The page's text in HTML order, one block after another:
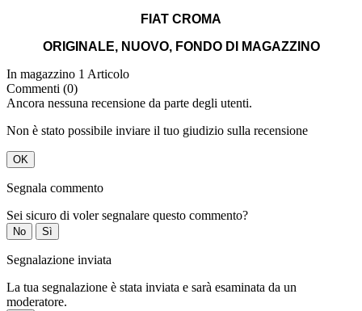
FIAT CROMA
ORIGINALE, NUOVO, FONDO DI MAGAZZINO
In magazzino 1 Articolo
Commenti (0)
Ancora nessuna recensione da parte degli utenti.
Non è stato possibile inviare il tuo giudizio sulla recensione
OK
Segnala commento
Sei sicuro di voler segnalare questo commento?
No Sì
Segnalazione inviata
La tua segnalazione è stata inviata e sarà esaminata da un
moderatore.